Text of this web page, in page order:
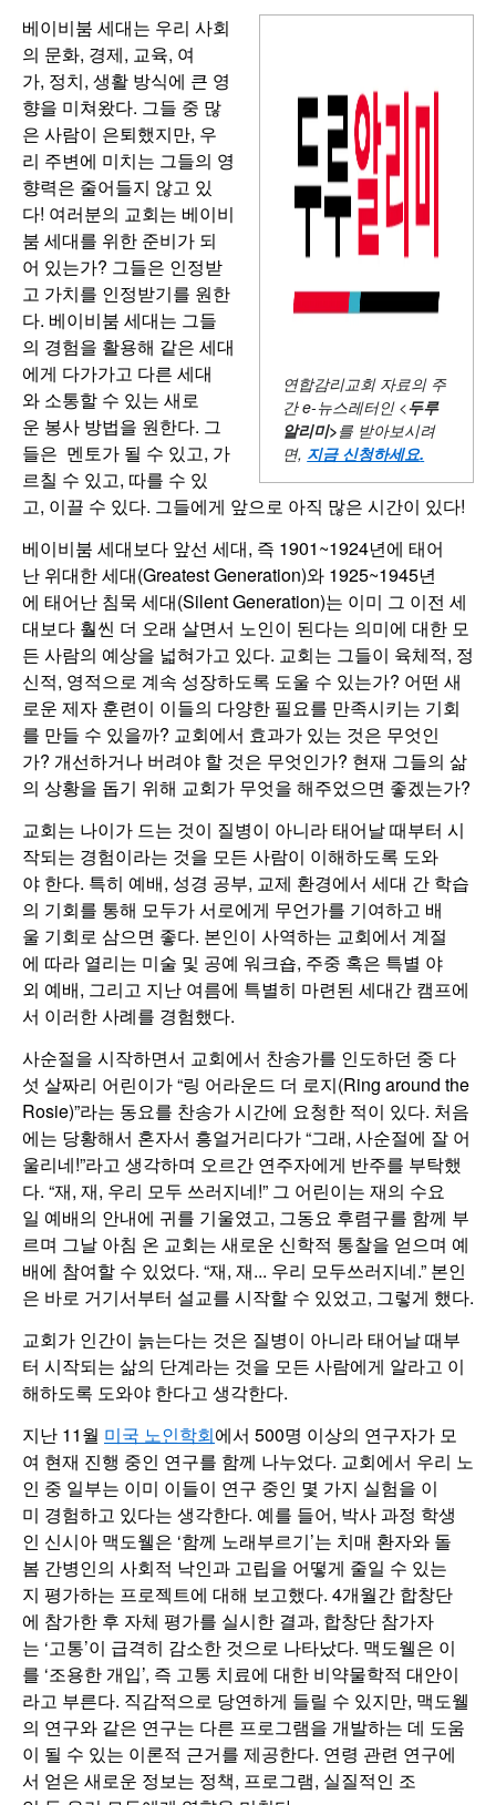
연합감리교회 자료의 주
간e-뉴스레터인 <두루
알리미>를 받아보시려
면, 지금 신청하세요.
베이비붐 세대는 우리 사회
의 문화, 경제, 교육, 여
가, 정치, 생활 방식에 큰 영
향을 미쳐왔다. 그들 중 많
은 사람이 은퇴했지만, 우
리 주변에 미치는 그들의 영
향력은 줄어들지 않고 있
다! 여러분의 교회는 베이비
붐 세대를 위한 준비가 되
어 있는가? 그들은 인정받
고 가치를 인정받기를 원한
다. 베이비붐 세대는 그들
의 경험을 활용해 같은 세대
에게 다가가고 다른 세대
와 소통할 수 있는 새로
운 봉사 방법을 원한다. 그
들은 멘토가 될 수 있고, 가
르칠 수 있고, 따를 수 있
고, 이끌 수 있다. 그들에게 앞으로 아직 많은 시간이 있다!
베이비붐 세대보다 앞선 세대, 즉 1901~1924년에 태어
난 위대한 세대(Greatest Generation)와 1925~1945년
에 태어난 침묵 세대(Silent Generation)는 이미 그 이전 세
대보다 훨씬 더 오래 살면서 노인이 된다는 의미에 대한 모
든 사람의 예상을 넓혀가고 있다. 교회는 그들이 육체적, 정
신적, 영적으로 계속 성장하도록 도울 수 있는가? 어떤 새
로운 제자 훈련이 이들의 다양한 필요를 만족시키는 기회
를 만들 수 있을까? 교회에서 효과가 있는 것은 무엇인
가? 개선하거나 버려야 할 것은 무엇인가? 현재 그들의 삶
의 상황을 돕기 위해 교회가 무엇을 해주었으면 좋겠는가?
교회는 나이가 드는 것이 질병이 아니라 태어날 때부터 시
작되는 경험이라는 것을 모든 사람이 이해하도록 도와
야 한다. 특히 예배, 성경 공부, 교제 환경에서 세대 간 학습
의 기회를 통해 모두가 서로에게 무언가를 기여하고 배
울 기회로 삼으면 좋다. 본인이 사역하는 교회에서 계절
에 따라 열리는 미술 및 공예 워크숍, 주중 혹은 특별 야
외 예배, 그리고 지난 여름에 특별히 마련된 세대간 캠프에
서 이러한 사례를 경험했다.
사순절을 시작하면서 교회에서 찬송가를 인도하던 중 다
섯 살짜리 어린이가 “링 어라운드 더 로지(Ring around the
Rosie)”라는 동요를 찬송가 시간에 요청한 적이 있다. 처음
에는 당황해서 혼자서 흥얼거리다가 “그래, 사순절에 잘 어
울리네!”라고 생각하며 오르간 연주자에게 반주를 부탁했
다. “재, 재, 우리 모두 쓰러지네!” 그 어린이는 재의 수요
일 예배의 안내에 귀를 기울였고, 그동요 후렴구를 함께 부
르며 그날 아침 온 교회는 새로운 신학적 통찰을 얻으며 예
배에 참여할 수 있었다. “재, 재... 우리 모두쓰러지네.” 본인
은 바로 거기서부터 설교를 시작할 수 있었고, 그렇게 했다.
교회가 인간이 늙는다는 것은 질병이 아니라 태어날 때부
터 시작되는 삶의 단계라는 것을 모든 사람에게 알라고 이
해하도록 도와야 한다고 생각한다.
지난 11월 미국 노인학회에서 500명 이상의 연구자가 모
여 현재 진행 중인 연구를 함께 나누었다. 교회에서 우리 노
인 중 일부는 이미 이들이 연구 중인 몇 가지 실험을 이
미 경험하고 있다는 생각한다. 예를 들어, 박사 과정 학생
인 신시아 맥도웰은 ‘함께 노래부르기’는 치매 환자와 돌
봄 간병인의 사회적 낙인과 고립을 어떻게 줄일 수 있는
지 평가하는 프로젝트에 대해 보고했다. 4개월간 합창단
에 참가한 후 자체 평가를 실시한 결과, 합창단 참가자
는 ‘고통’이 급격히 감소한 것으로 나타났다. 맥도웰은 이
를 ‘조용한 개입’, 즉 고통 치료에 대한 비약물학적 대안이
라고 부른다. 직감적으로 당연하게 들릴 수 있지만, 맥도웰
의 연구와 같은 연구는 다른 프로그램을 개발하는 데 도움
이 될 수 있는 이론적 근거를 제공한다. 연령 관련 연구에
서 얻은 새로운 정보는 정책, 프로그램, 실질적인 조